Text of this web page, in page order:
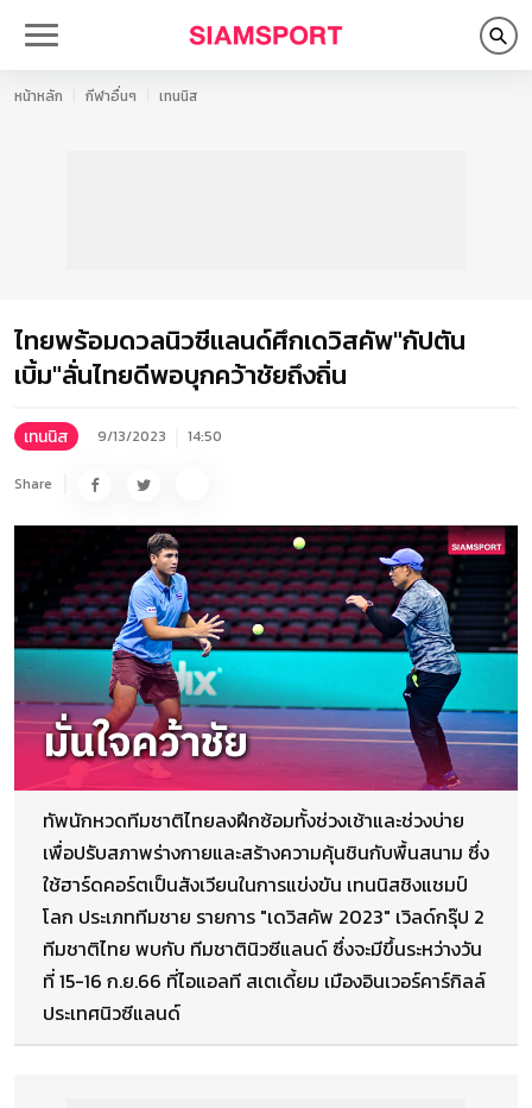
หน้าหลัก กีฬาอื่นๆ เทนนิส
ไทยพร้อมดวลนิวซีแลนด์ศึกเดวิสคัพ"กัปตัน
เบิ้ม"ลั่นไทยดีพอบุกคว้าชัยถึงถิ่น
เทนนิส 9/13/2023 14:50
Share
ทัพนักหวดทีมชาติไทยลงฝึกซ้อมทั้งช่วงเช้าและช่วงบ่าย
เพื่อปรับสภาพร่างกายและสร้างความคุ้นชินกับพื้นสนาม ซึ่ง
ใช้ฮาร์ดคอร์ตเป็นสังเวียนในการแข่งขัน เทนนิสชิงแชมป์
โลก ประเภททีมชาย รายการ "เดวิสคัพ 2023" เวิลด์กรุ๊ป 2
ทีมชาติไทย พบกับ ทีมชาตินิวซีแลนด์ ซึ่งจะมีขึ้นระหว่างวัน
ที่ 15-16 ก.ย.66 ที่ไอแอลที สเตเดี้ยม เมืองอินเวอร์คาร์กิลล์
ประเทศนิวซีแลนด์